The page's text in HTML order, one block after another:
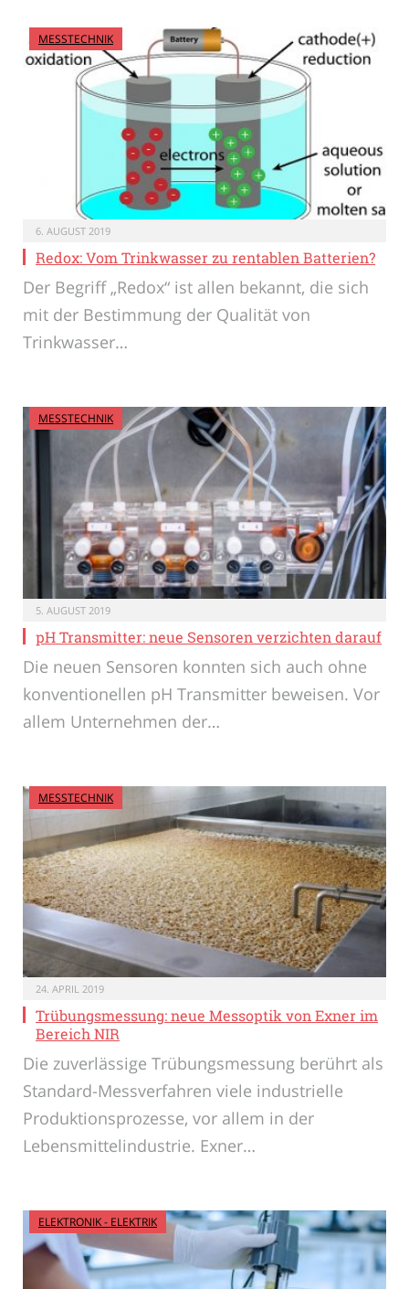
MESSTECHNIK
6. AUGUST 2019
Redox: Vom Trinkwasser zu rentablen Batterien?
Der Begriff „Redox“ ist allen bekannt, die sich
mit der Bestimmung der Qualität von
Trinkwasser…
MESSTECHNIK
5. AUGUST 2019
pH Transmitter: neue Sensoren verzichten darauf
Die neuen Sensoren konnten sich auch ohne
konventionellen pH Transmitter beweisen. Vor
allem Unternehmen der…
MESSTECHNIK
24. APRIL 2019
Trübungsmessung: neue Messoptik von Exner im
Bereich NIR
Die zuverlässige Trübungsmessung berührt als
Standard-Messverfahren viele industrielle
Produktionsprozesse, vor allem in der
Lebensmittelindustrie. Exner…
ELEKTRONIK - ELEKTRIK